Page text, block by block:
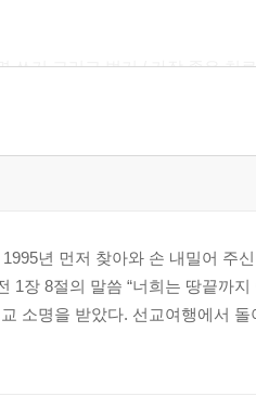
쓰기 그리고 벗기 / 가장 좋은 치
월의 승리자 / 놀이치료 / R리
감상 / 자기 사랑 자기 부인 /
/ 태풍 맞은 라파 / 어리숙한 문
러 주었을 때 / 도둑 술 / 땡칠
년 먼저 찾아와 손 내밀어 주
1장 8절의 말씀 “너희는 땅끝까
소명을 받았다. 선교여행에서